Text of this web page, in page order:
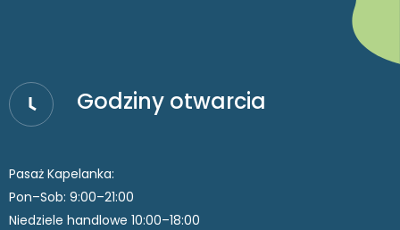
Godziny otwarcia
Pasaż Kapelanka:
Pon–Sob: 9:00–21:00
Niedziele handlowe 10:00–18:00